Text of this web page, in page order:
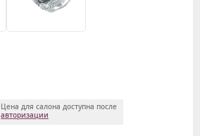
Цена для салона доступна после
авторизации